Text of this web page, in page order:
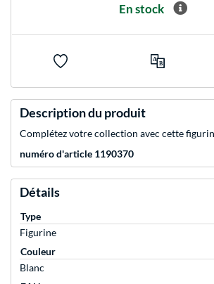
En stock
Description du produit
Complétez votre collection avec cette
numéro d'article 1190370
Détails
Type
Figurine
Couleur
Blanc